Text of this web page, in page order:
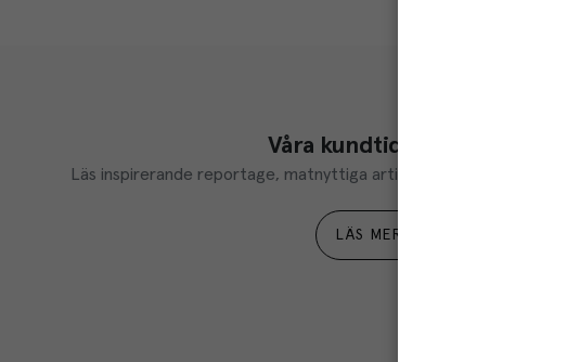
Våra kundtidningar
Läs inspirerande reportage, matnyttiga artiklar och ta del av
LÄS MER